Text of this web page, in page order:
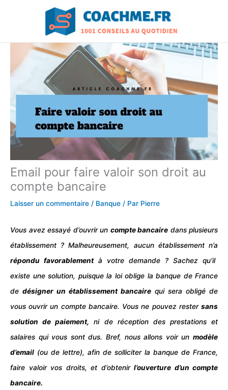
Email pour faire valoir son droit au
compte bancaire
Laisser un commentaire / Banque / Par Pierre
Vous avez essayé d’ouvrir un compte bancaire dans plusieurs
établissement ? Malheureusement, aucunétablissement n’a
répondu favorablementà votre demande ? Sachez qu’il
existe une solution, puisque la loi oblige la banque de France
de désigner un établissement bancaire qui sera obligé de
vous ouvrir un compte bancaire. Vous ne pouvez rester sans
solution depaiement, ni de réception des prestations et
salaires qui vous sont dus. Bref, nous allons voir unmodèle
d’email (ou de lettre), afin de solliciter la banque de France,
faire valoir vos droits, et d’obtenir l’ouverture d’un compte
bancaire.